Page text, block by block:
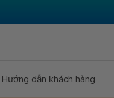
Hướng dẫn khách hàng